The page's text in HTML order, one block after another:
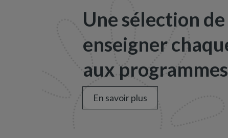
Une sélection
enseigner
aux
En savoir plus